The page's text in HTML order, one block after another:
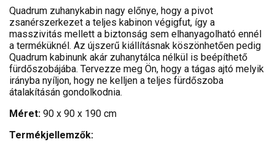
Quadrum zuhanykabin nagy előnye, hogy a pivot
zsanérszerkezet a teljes kabinon végigfut, így a
masszivitás mellett a biztonság sem elhanyagolható ennél
a terméküknél. Az újszerű kiállításnak köszönhetően pedig
Quadrum kabinunk akár zuhanytálca nélkül is beépíthető
fürdőszobájába. Tervezze meg Ön, hogy a tágas ajtó melyik
irányba nyíljon, hogy ne kelljen a teljes fürdőszoba
átalakításán gondolkodnia.
Méret: 90 x 90 x 190 cm
Termékjellemzők: